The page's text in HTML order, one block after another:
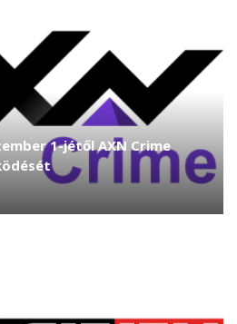
1-jétől AXN Crime